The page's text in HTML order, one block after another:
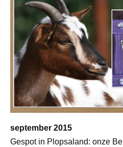
september 2015
Gespot in Plopsaland: onze